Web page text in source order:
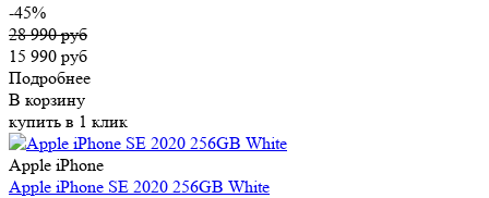
-45%
28 990 руб
15 990 руб
Подробнее
В корзину
купить в 1 клик
Apple iPhone
Apple iPhone SE 2020 256GB White